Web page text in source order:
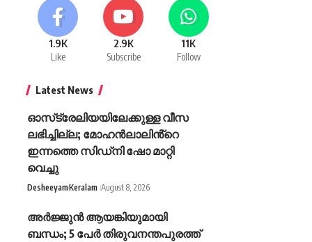
1.9K
Like
2.9K
Subscribe
11K
Follow
Latest News
ഓസ്‌ട്രേലിയയിലേക്കുള്ള വീസ
ലഭിച്ചില്ല; മോഹൻലാലിൻ്റെ
ഇന്നത്തെ സിഡ്നി ഷോ മാറ്റി
വെച്ചു
DesheeyamKeralam August 8, 2026
അർജ്ജുൻ ആയങ്കിയുമായി
ബന്ധം; 5 പേർ തിരുവനന്തപുരത്ത്